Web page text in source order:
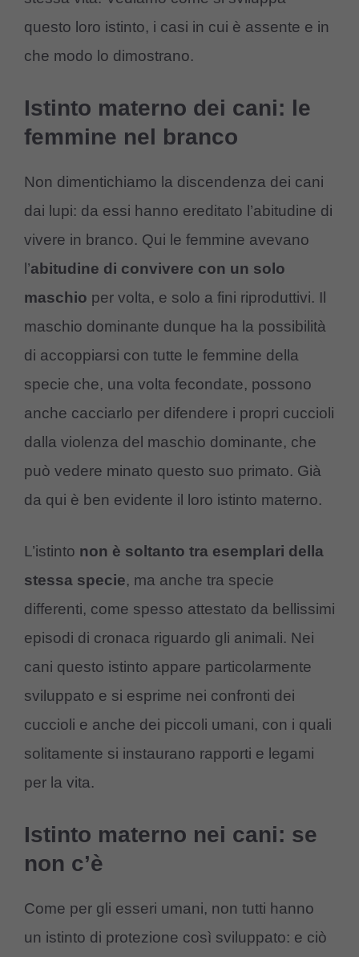
questo loro istinto, i casi in cui è assente e in
che modo lo dimostrano.
Istinto materno dei cani: le
femmine nel branco
Non dimentichiamo la discendenza dei cani
dai lupi: da essi hanno ereditato l’abitudine di
vivere in branco. Qui le femmine avevano
l’abitudine di convivere con un solo
maschio per volta, e solo a fini riproduttivi. Il
maschio dominante dunque ha la possibilità
di accoppiarsi con tutte le femmine della
specie che, una volta fecondate, possono
anche cacciarlo per difendere i propri cuccioli
dalla violenza del maschio dominante, che
può vedere minato questo suo primato. Già
da qui è ben evidente il loro istinto materno.
L’istinto non è soltanto tra esemplari della
stessa specie, ma anche tra specie
differenti, come spesso attestato da bellissimi
episodi di cronaca riguardo gli animali. Nei
cani questo istinto appare particolarmente
sviluppato e si esprime nei confronti dei
cuccioli e anche dei piccoli umani, con i quali
solitamente si instaurano rapporti e legami
per la vita.
Istinto materno nei cani: se
non c’è
Come per gli esseri umani, non tutti hanno
un istinto di protezione così sviluppato: e ciò